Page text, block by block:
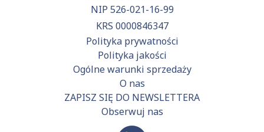
NIP 526-021-16-99
KRS 0000846347
Polityka prywatności
Polityka jakości
Ogólne warunki sprzedaży
O nas
ZAPISZ SIĘ DO NEWSLETTERA
Obserwuj nas